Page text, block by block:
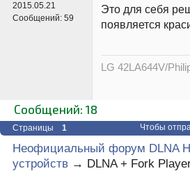
2015.05.21
Сообщений: 59
Это для себя
появляется
LG 42LA644V/
Сообщений: 18
Страницы 1 Чтобы
Неофициальный форум DLNA
устройств → DLNA + Fork